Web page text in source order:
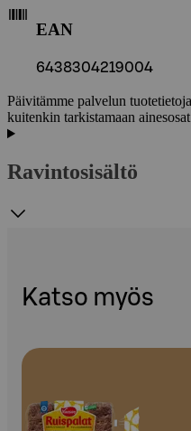
EAN
6438304219004
Päivitämme palvelun
kuitenkin tarkistamaan
Ravintosisältö
Katso myös